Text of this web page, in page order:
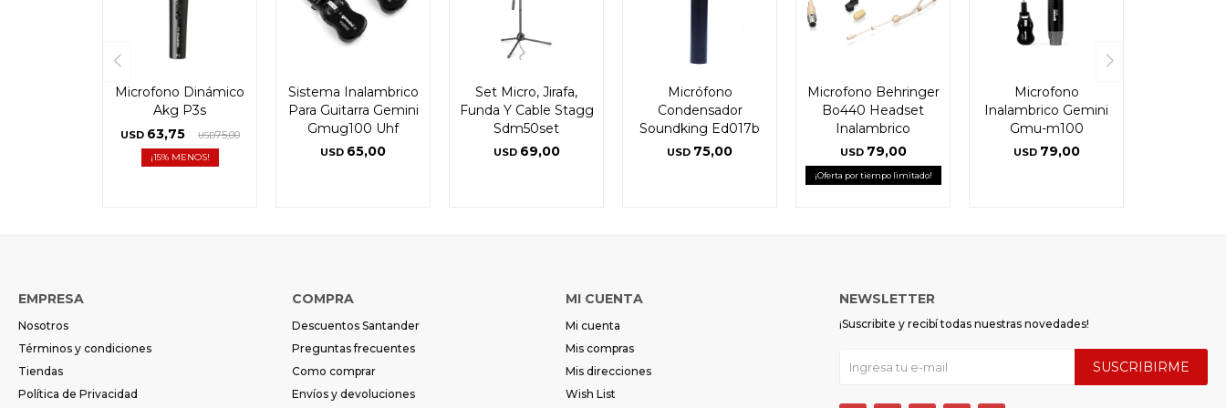
Microfono Dinámico
Akg P3s
USD 63,75 USD75,00
15
Sistema Inalambrico
Para Guitarra Gemini
Gmug100 Uhf
USD 65,00
Set Micro, Jirafa,
Funda Y Cable Stagg
Sdm50set
USD 69,00
Micrófono
Condensador
Soundking Ed017b
USD 75,00
Microfono Behringer
Bo440 Headset
Inalambrico
USD 79,00
¡Oferta por tiempo limitado!
Microfono
Inalambrico Gemini
Gmu-m100
USD 79,00
EMPRESA
Nosotros
Términos y condiciones
Tiendas
Política de Privacidad
COMPRA
Descuentos Santander
Preguntas frecuentes
Como comprar
Envíos y devoluciones
MI CUENTA
Mi cuenta
Mis compras
Mis direcciones
Wish List
NEWSLETTER
¡Suscribite y recibí todas nuestras novedades!
SUSCRIBIRME